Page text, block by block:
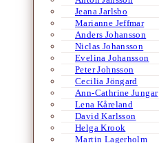
Jeana Jarlsbo
Marianne Jeffmar
Anders Johansson
Niclas Johansson
Evelina Johansson
Peter Johnsson
Cecilia Jöngard
Ann-Cathrine Jungar
Lena Kåreland
David Karlsson
Helga Krook
Martin Lagerholm